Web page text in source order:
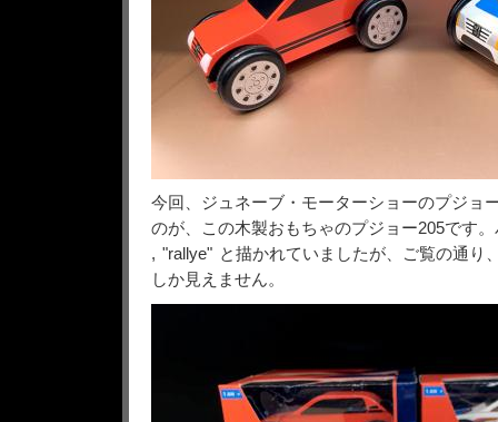
今回、ジュネーブ・モーターショーのプジョ
のが、この木製おもちゃのプジョー205です
, "rallye" と描かれていましたが、ご覧の通り
しか見えません。